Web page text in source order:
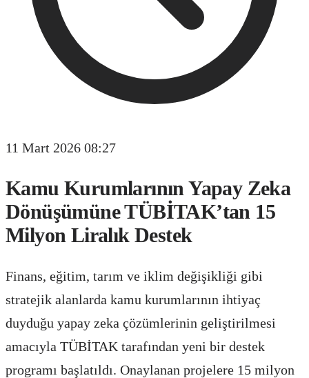
11 Mart 2026 08:27
Kamu Kurumlarının Yapay Zeka
Dönüşümüne TÜBİTAK’tan 15
Milyon Liralık Destek
Finans, eğitim, tarım ve iklim değişikliği gibi
stratejik alanlarda kamu kurumlarının ihtiyaç
duyduğu yapay zeka çözümlerinin geliştirilmesi
amacıyla TÜBİTAK tarafından yeni bir destek
programı başlatıldı. Onaylanan projelere 15 milyon